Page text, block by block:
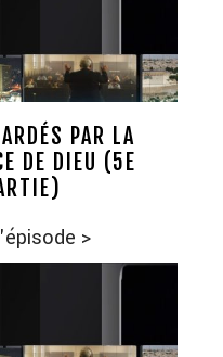
PAR LA
DE DIEU (5E
>